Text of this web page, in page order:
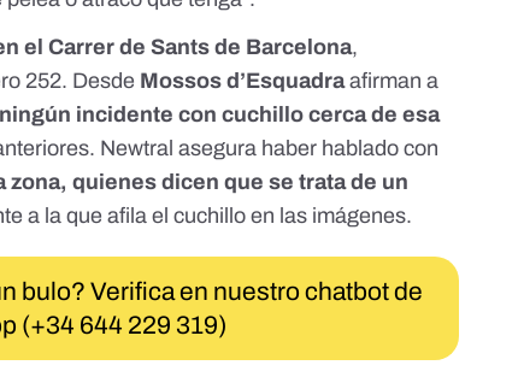
el Carrer de Sants de Barcelona,
252. Desde Mossos d’Esquadraafirman a
incidente con cuchillo cerca de esa
Newtral asegura haber hablado con
zona, quienes dicen que se trata de un
a la que afila el cuchillo en las imágenes.
bulo? Verifica en nuestro chatbot de
(+34 644 229 319)